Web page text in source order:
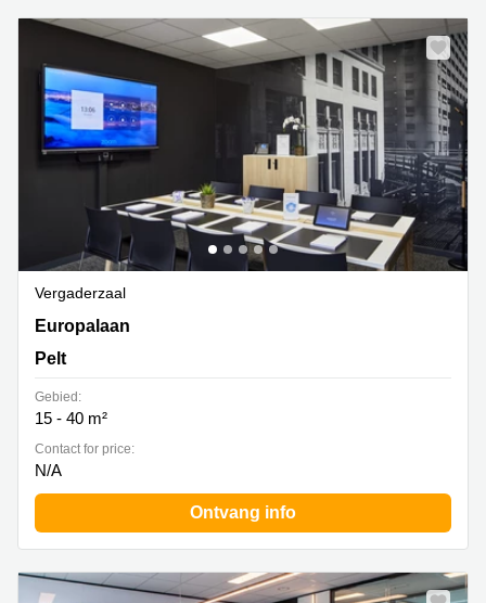
Vergaderzaal
Europalaan 11, Pelt
Europalaan
Pelt
Gebied:
15 - 40 m²
Contact for price:
N/A
Ontvang info